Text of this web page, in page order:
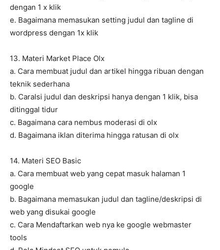
dengan 1 x klik
e. Bagaimana memasukan setting judul dan tagline di
wordpress dengan 1x klik
13. Materi Market Place Olx
a. Cara membuat judul dan artikel hingga ribuan dengan
teknik sederhana
b. CaraIsi judul dan deskripsi hanya dengan 1 klik, bisa
ditinggal tidur
c. Bagaimana cara nembus moderasi di olx
d. Bagaimana iklan diterima hingga ratusan di olx
14. Materi SEO Basic
a. Cara membuat web yang cepat masuk halaman 1
google
b. Bagaimana memasukan judul dan tagline/deskripsi di
web yang disukai google
c. Cara Mendaftarkan web nya ke google webmaster
tools